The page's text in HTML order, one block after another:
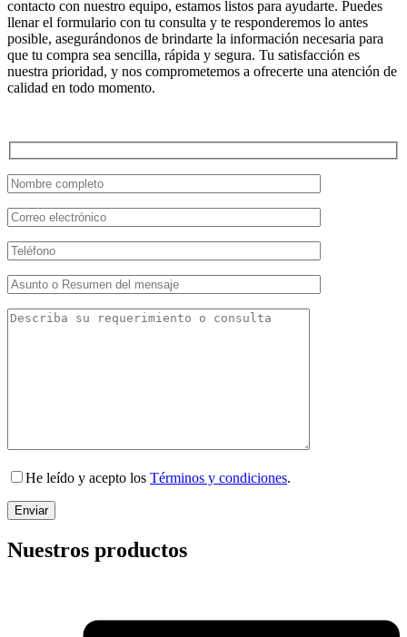
contacto con nuestro equipo, estamos listos para ayudarte. Puedes
llenar el formulario con tu consulta y te responderemos lo antes
posible, asegurándonos de brindarte la información necesaria para
que tu compra sea sencilla, rápida y segura. Tu satisfacción es
nuestra prioridad, y nos comprometemos a ofrecerte una atención de
calidad en todo momento.
He leído y acepto los Términos y condiciones.
Nuestros productos